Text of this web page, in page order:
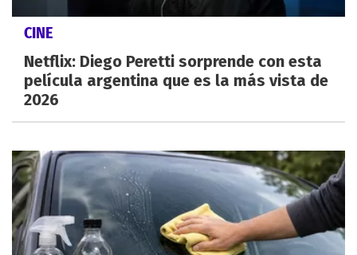
CINE
Netflix: Diego Peretti sorprende con esta
película argentina que es la más vista de
2026